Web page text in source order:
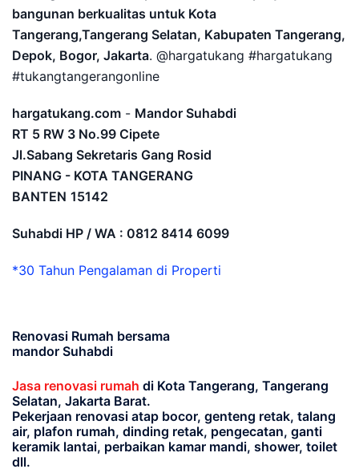
bangunan berkualitas untuk Kota
Tangerang,Tangerang Selatan, Kabupaten Tangerang,
Depok, Bogor, Jakarta. @hargatukang #hargatukang
#tukangtangerangonline
hargatukang.com - Mandor Suhabdi
RT 5 RW 3 No.99 Cipete
Jl.Sabang Sekretaris Gang Rosid
PINANG - KOTA TANGERANG
BANTEN 15142
Suhabdi HP / WA : 0812 8414 6099
*30 Tahun Pengalaman di Properti
Renovasi Rumah bersama
mandor Suhabdi
Jasa renovasi rumah di Kota Tangerang, Tangerang
Selatan, Jakarta Barat.
Pekerjaan renovasi atap bocor, genteng retak, talang
air, plafon rumah, dinding retak, pengecatan, ganti
keramik lantai, perbaikan kamar mandi, shower, toilet
dll.